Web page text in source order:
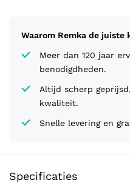
Waarom Remka de juiste
Meer dan 120 jaar
benodigdheden.
Altijd scherp
kwaliteit.
Snelle levering en
Specificaties